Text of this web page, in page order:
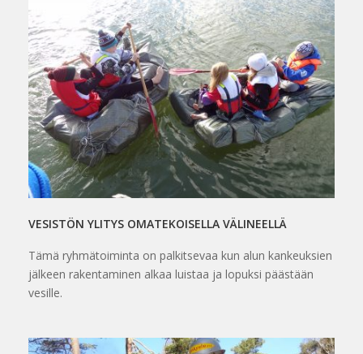
VESISTÖN YLITYS OMATEKOISELLA VÄLINEELLÄ
Tämä ryhmätoiminta on palkitsevaa kun alun kankeuksien
jälkeen rakentaminen alkaa luistaa ja lopuksi päästään
vesille.